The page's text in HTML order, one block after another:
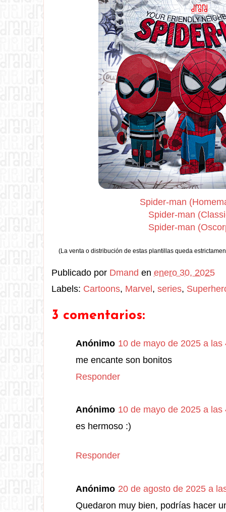
Spider-man
Spider-man
Spider-man
(La venta o distribución de estas plantillas queda
Publicado por Dmand en enero 30, 2025
Labels: Cartoons, Marvel , series,
3 comentarios:
Anónimo 10 de mayo de 2025 a las
me encante son bonitos
Responder
Anónimo 10 de mayo de 2025 a las
es hermoso :)
Responder
Anónimo 20 de agosto de 2025 a
Quedaron muy bien, podrías hacer